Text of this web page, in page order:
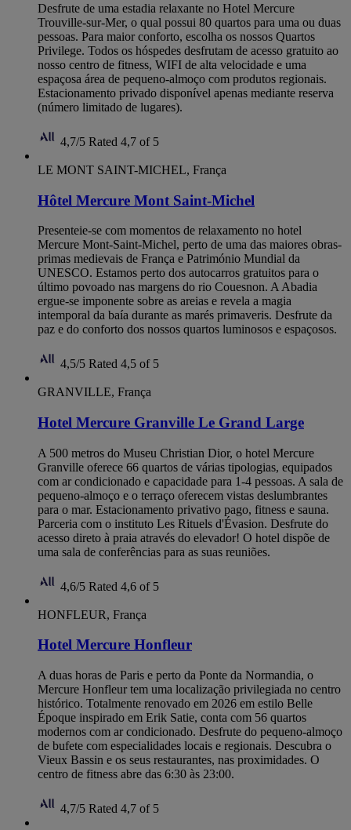
Desfrute de uma estadia relaxante no Hotel Mercure
Trouville-sur-Mer, o qual possui 80 quartos para uma ou duas
pessoas. Para maior conforto, escolha os nossos Quartos
Privilege. Todos os hóspedes desfrutam de acesso gratuito ao
nosso centro de fitness, WIFI de alta velocidade e uma
espaçosa área de pequeno-almoço com produtos regionais.
Estacionamento privado disponível apenas mediante reserva
(número limitado de lugares).
4,7/5 Rated 4,7 of 5
LE MONT SAINT-MICHEL, França
Hôtel Mercure Mont Saint-Michel
Presenteie-se com momentos de relaxamento no hotel
Mercure Mont-Saint-Michel, perto de uma das maiores obras-
primas medievais de França e Património Mundial da
UNESCO. Estamos perto dos autocarros gratuitos para o
último povoado nas margens do rio Couesnon. A Abadia
ergue-se imponente sobre as areias e revela a magia
intemporal da baía durante as marés primaveris. Desfrute da
paz e do conforto dos nossos quartos luminosos e espaçosos.
4,5/5 Rated 4,5 of 5
GRANVILLE, França
Hotel Mercure Granville Le Grand Large
A 500 metros do Museu Christian Dior, o hotel Mercure
Granville oferece 66 quartos de várias tipologias, equipados
com ar condicionado e capacidade para 1-4 pessoas. A sala de
pequeno-almoço e o terraço oferecem vistas deslumbrantes
para o mar. Estacionamento privativo pago, fitness e sauna.
Parceria com o instituto Les Rituels d'Évasion. Desfrute do
acesso direto à praia através do elevador! O hotel dispõe de
uma sala de conferências para as suas reuniões.
4,6/5 Rated 4,6 of 5
HONFLEUR, França
Hotel Mercure Honfleur
A duas horas de Paris e perto da Ponte da Normandia, o
Mercure Honfleur tem uma localização privilegiada no centro
histórico. Totalmente renovado em 2026 em estilo Belle
Époque inspirado em Erik Satie, conta com 56 quartos
modernos com ar condicionado. Desfrute do pequeno-almoço
de bufete com especialidades locais e regionais. Descubra o
Vieux Bassin e os seus restaurantes, nas proximidades. O
centro de fitness abre das 6:30 às 23:00.
4,7/5 Rated 4,7 of 5